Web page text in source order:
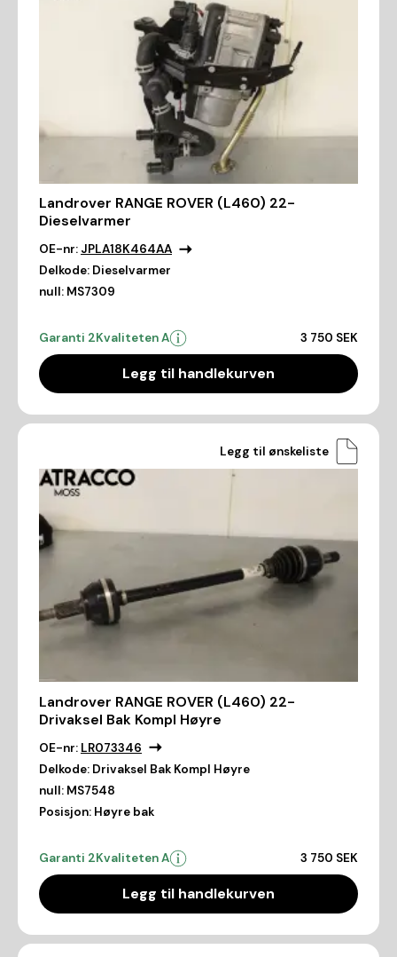
Landrover RANGE ROVER (L460) 22-
Dieselvarmer
OE-nr: JPLA18K464AA
Delkode: Dieselvarmer
null: MS7309
Garanti 2Kvaliteten A 3 750 SEK
Legg til handlekurven
Legg til ønskeliste
Landrover RANGE ROVER (L460) 22-
Drivaksel Bak Kompl Høyre
OE-nr: LR073346
Delkode: Drivaksel Bak Kompl Høyre
null: MS7548
Posisjon: Høyre bak
Garanti 2Kvaliteten A 3 750 SEK
Legg til handlekurven